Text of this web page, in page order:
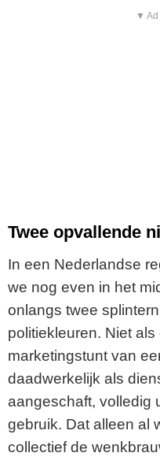
▼ Ad
Twee opvallende
In een Nederlandse
we nog even in het
onlangs twee
politiekleuren. Niet als
marketingstunt van
daadwerkelijk als
aangeschaft, volledig
gebruik. Dat alleen al
collectief de